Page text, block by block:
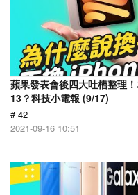
蘋果發表會後四大吐槽整理
13？科技小電報 (9/17)
# 42
2021-09-16 10:51